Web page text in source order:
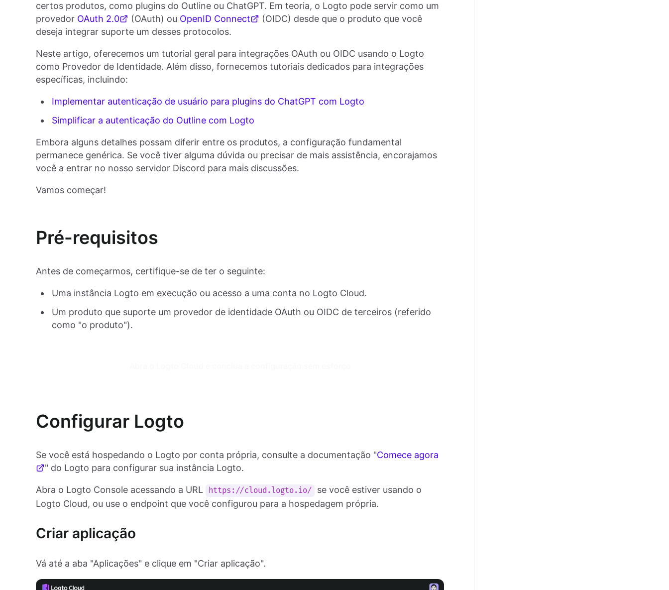
certos produtos, como plugins do Outline ou ChatGPT. Em teoria, o Logto pode servir como um
provedor OAuth 2.0 (OAuth) ou OpenID Connect
(OIDC) desde que o produto que você
deseja integrar suporte um desses protocolos.
Neste artigo, oferecemos um tutorial geral para integrações OAuth ou OIDC usando o Logto
como Provedor de Identidade. Além disso, fornecemos tutoriais dedicados para integrações
específicas, incluindo:
Implementar autenticação de usuário para plugins do ChatGPT com Logto
Simplificar a autenticação do Outline com Logto
Embora alguns detalhes possam diferir entre os produtos, a configuração fundamental
permanece genérica. Se você tiver alguma dúvida ou precisar de mais assistência, encorajamos
você a entrar no nosso servidor Discord para mais discussões.
Vamos começar!
Pré-requisitos
Antes de começarmos, certifique-se de ter o seguinte:
Uma instância Logto em execução ou acesso a uma conta no Logto Cloud.
Um produto que suporte um provedor de identidade OAuth ou OIDC de terceiros (referido
como "o produto").
Configurar Logto
Se você está hospedando o Logto por conta própria, consulte a documentação "Comece agora
" do Logto para configurar sua instância Logto.
Abra o Logto Console acessando a URL https://cloud.logto.io/
se você estiver usando o
Logto Cloud, ou use o endpoint que você configurou para a hospedagem própria.
Criar aplicação
Vá até a aba "Aplicações" e clique em "Criar aplicação".